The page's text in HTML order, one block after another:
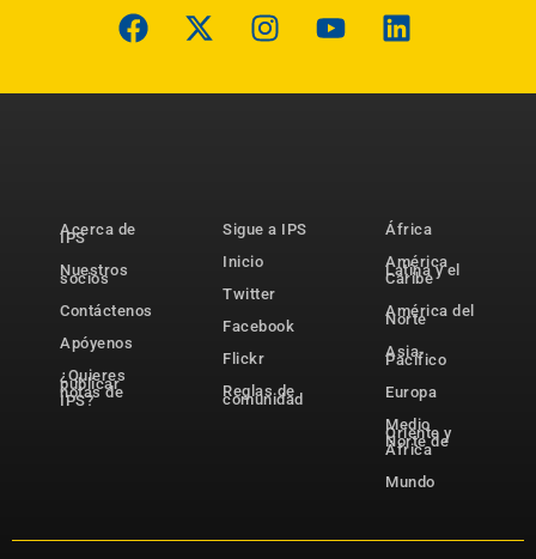
Acerca de
IPS
Nuestros
socios
Contáctenos
Apóyenos
¿Quieres
publicar
notas de
IPS?
Sigue a IPS
Inicio
Twitter
Facebook
Flickr
Reglas de
comunidad
África
América
Latina y el
Caribe
América del
Norte
Asia-
Pacífico
Europa
Medio
Oriente y
Norte de
África
Mundo